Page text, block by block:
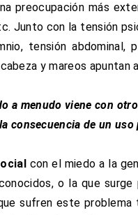
preocupación más
Junto con la tensión
tensión
y mareos apuntan
a menudo viene con
consecuencia de un
con el miedo a la
o la que
sufren este